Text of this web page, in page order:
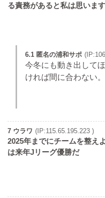
る責務があると私は思います
6.1 匿名の浦和サポ
今冬にも動き出して
ければ間に合わない。
7 ウラワ (IP:115.65.195.223 )
2025年までにチームを整え
は来年Jリーグ優勝だ